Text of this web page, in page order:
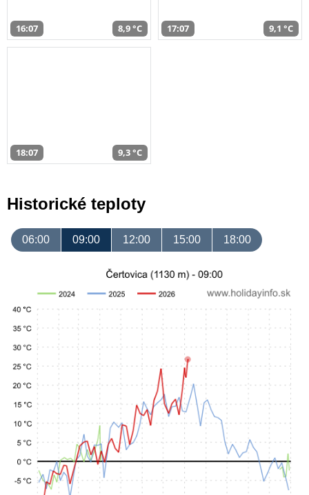
16:07 8,9 °C 17:07 9,1 °C
18:07 9,3 °C
Historické teploty
06:00 09:00 12:00 15:00 18:00